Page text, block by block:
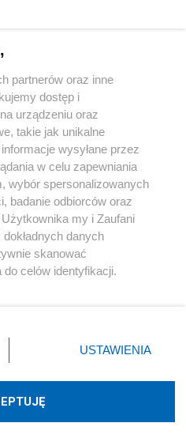
Instagram Youtube
W3media.pl
partnerów oraz inne
dostęp i
urządzeniu oraz
takie jak unikalne
wysyłane przez
w celu zapewniania
wybór spersonalizowanych
badanie odbiorców oraz
Użytkownika my i Zaufani
danych
skanować
celów identyfikacji.
ustawień prywatności
rogu strony
nie wymagają zgody
sprzeciwić się takiemu
USTAWIENIA